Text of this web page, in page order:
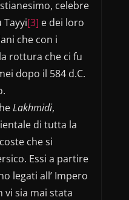
celebre
Tayyi[3] e dei loro
che con i
rottura che ci fu
dopo il 584 d.C.
Lakhmidi,
di tutta la
che si
Essi a partire
legati all’ Impero
vi sia mai stata